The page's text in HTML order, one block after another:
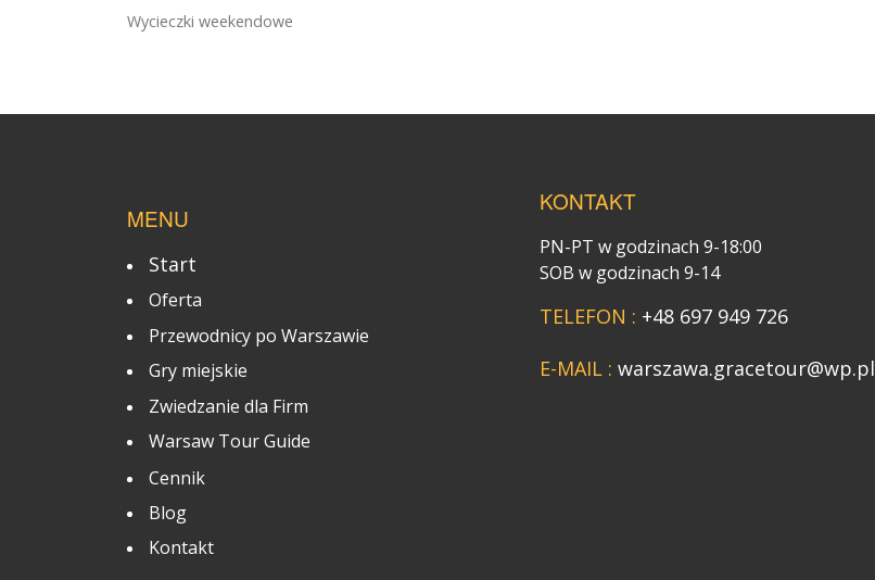
Wycieczki weekendowe
MENU
Start
Oferta
Przewodnicy po Warszawie
Gry miejskie
Zwiedzanie dla Firm
Warsaw Tour Guide
Cennik
Blog
Kontakt
KONTAKT
PN-PT w godzinach 9-18:00
SOB w godzinach 9-14
TELEFON : +48 697 949 726
E-MAIL : warszawa.gracetour@wp.pl